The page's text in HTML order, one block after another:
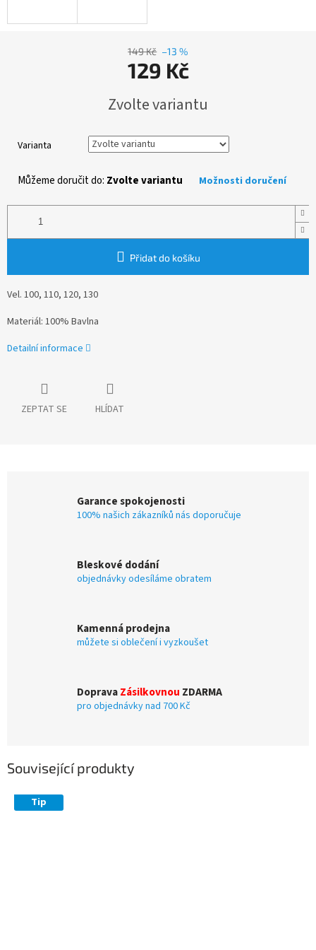
149 Kč –13 %
129 Kč
cena:
Zvolte variantu
Varianta
Můžeme doručit do: Zvolte variantu Možnosti doručení
Přidat do košíku
Vel. 100, 110, 120, 130
Materiál: 100% Bavlna
Detailní informace
ZEPTAT SE HLÍDAT
Garance spokojenosti
100% našich zákazníků nás doporučuje
Bleskové dodání
objednávky odesíláme obratem
Kamenná prodejna
můžete si oblečení i vyzkoušet
DopravaZásilkovnou ZDARMA
pro objednávky nad 700 Kč
Související produkty
Tip